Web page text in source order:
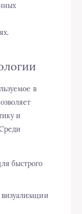
в
и
быстрого